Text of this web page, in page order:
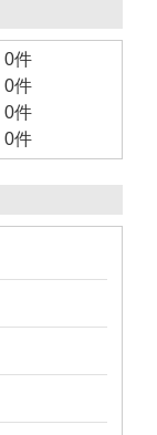
0件
0件
0件
0件